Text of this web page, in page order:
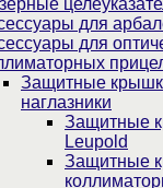
для
для
Защитные
наглазники
Защитные
Leupold
Защитные